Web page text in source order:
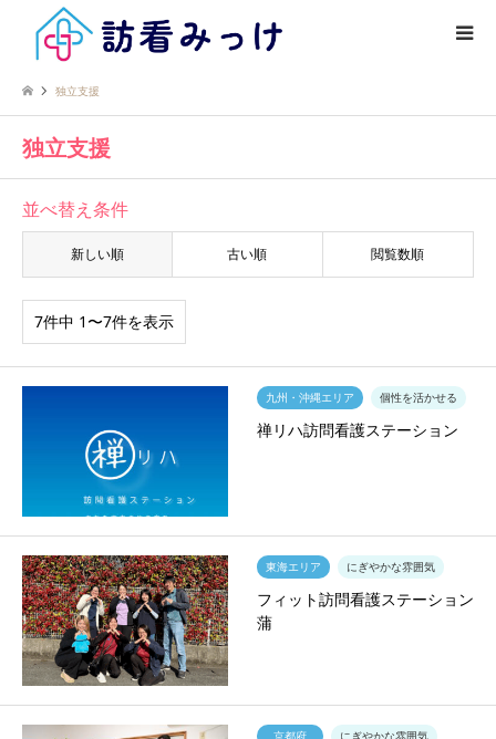
独立支援
独立支援
並べ替え条件
新しい順 古い順 閲覧数順
7件中 1〜7件を表示
九州・沖縄エリア 個性を活かせる
禅リハ訪問看護ステーション
東海エリア にぎやかな雰囲気
フィット訪問看護ステーション
蒲